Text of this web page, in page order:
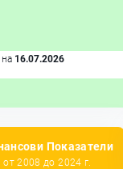
16.07.2026
Показатели
от 2008 до 2024 г.